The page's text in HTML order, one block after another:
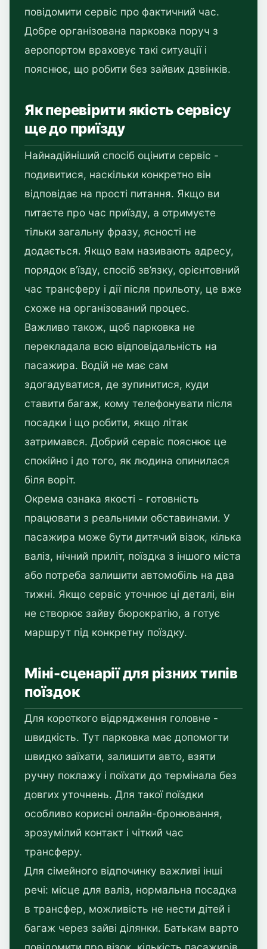
повідомити сервіс про фактичний час.
Добре організована парковка поруч з
аеропортом враховує такі ситуації і
пояснює, що робити без зайвих дзвінків.
Як перевірити якість сервісу
ще до приїзду
Найнадійніший спосіб оцінити сервіс -
подивитися, наскільки конкретно він
відповідає на прості питання. Якщо ви
питаєте про час приїзду, а отримуєте
тільки загальну фразу, ясності не
додається. Якщо вам називають адресу,
порядок в’їзду, спосіб зв’язку, орієнтовний
час трансферу і дії після прильоту, це вже
схоже на організований процес.
Важливо також, щоб парковка не
перекладала всю відповідальність на
пасажира. Водій не має сам
здогадуватися, де зупинитися, куди
ставити багаж, кому телефонувати після
посадки і що робити, якщо літак
затримався. Добрий сервіс пояснює це
спокійно і до того, як людина опинилася
біля воріт.
Окрема ознака якості - готовність
працювати з реальними обставинами. У
пасажира може бути дитячий візок, кілька
валіз, нічний приліт, поїздка з іншого міста
або потреба залишити автомобіль на два
тижні. Якщо сервіс уточнює ці деталі, він
не створює зайву бюрократію, а готує
маршрут під конкретну поїздку.
Міні-сценарії для різних типів
поїздок
Для короткого відрядження головне -
швидкість. Тут парковка має допомогти
швидко заїхати, залишити авто, взяти
ручну поклажу і поїхати до термінала без
довгих уточнень. Для такої поїздки
особливо корисні онлайн-бронювання,
зрозумілий контакт і чіткий час
трансферу.
Для сімейного відпочинку важливі інші
речі: місце для валіз, нормальна посадка
в трансфер, можливість не нести дітей і
багаж через зайві ділянки. Батькам варто